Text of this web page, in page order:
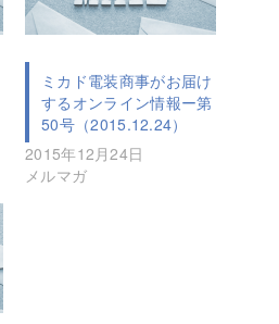
ミカド電装商事がお届け
するオンライン情報ー第
50号（2015.12.24）
2015年12月24日
メルマガ